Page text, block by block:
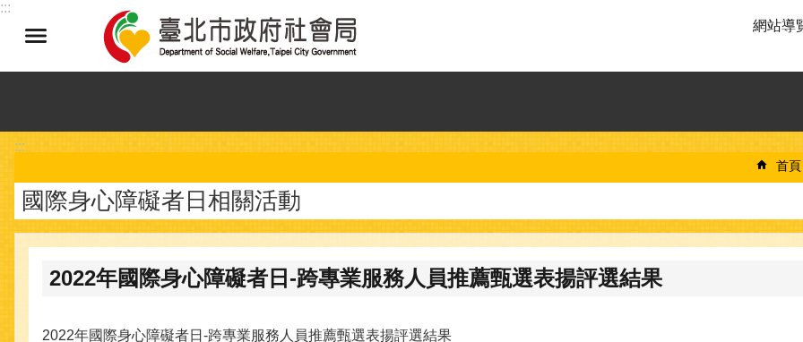
跳到主要內容區塊
:::
網站導
:::
首頁
國際身心障礙者日相關活動
2022年國際身心障礙者日-跨專業服務人員推薦甄選表揚評選結果
2022年國際身心障礙者日-跨專業服務人員推薦甄選表揚評選結果